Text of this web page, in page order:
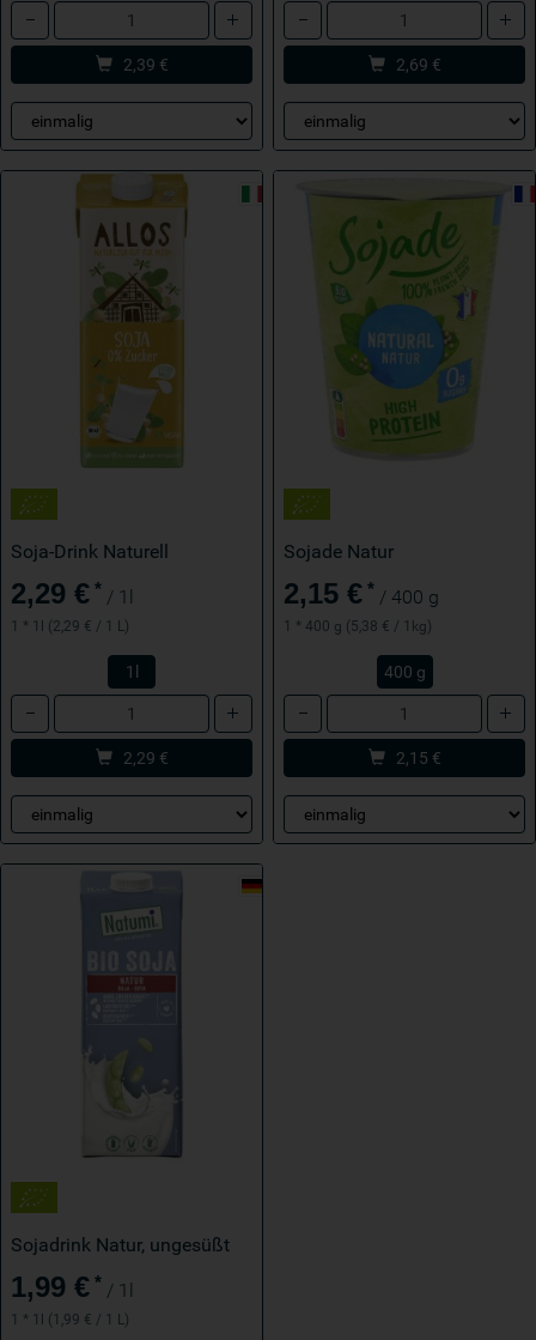
Anzahl
2,39 €
Anzahl
2,69 €
Soja-Drink Naturell
2,29 € * / 1l
1 * 1l (2,29 € / 1 L)
1l
Anzahl
2,29 €
Sojade Natur
2,15 € * / 400 g
1 * 400 g (5,38 € / 1kg)
400 g
Anzahl
2,15 €
Sojadrink Natur, ungesüßt
1,99 € * / 1l
1 * 1l (1,99 € / 1 L)